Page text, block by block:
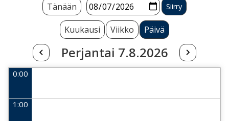
Kuukausi Viikko Päivä
Perjantai 7.8.2026
Tänään
0:00
1:00